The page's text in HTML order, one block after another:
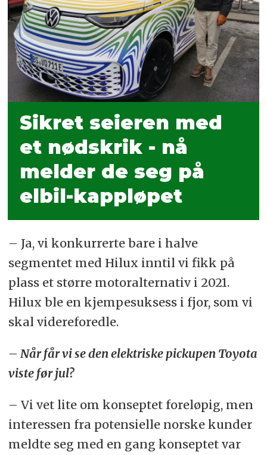
Sikret seieren med
et nødskrik - nå
melder de seg på
elbil-kappløpet
– Ja, vi konkurrerte bare i halve
segmentet med Hilux inntil vi fikk på
plass et større motoralternativ i 2021.
Hilux ble en kjempesuksess i fjor, som vi
skal videreforedle.
– Når får vi se den elektriske pickupen Toyota
viste før jul?
– Vi vet lite om konseptet foreløpig, men
interessen fra potensielle norske kunder
meldte seg med en gang konseptet var